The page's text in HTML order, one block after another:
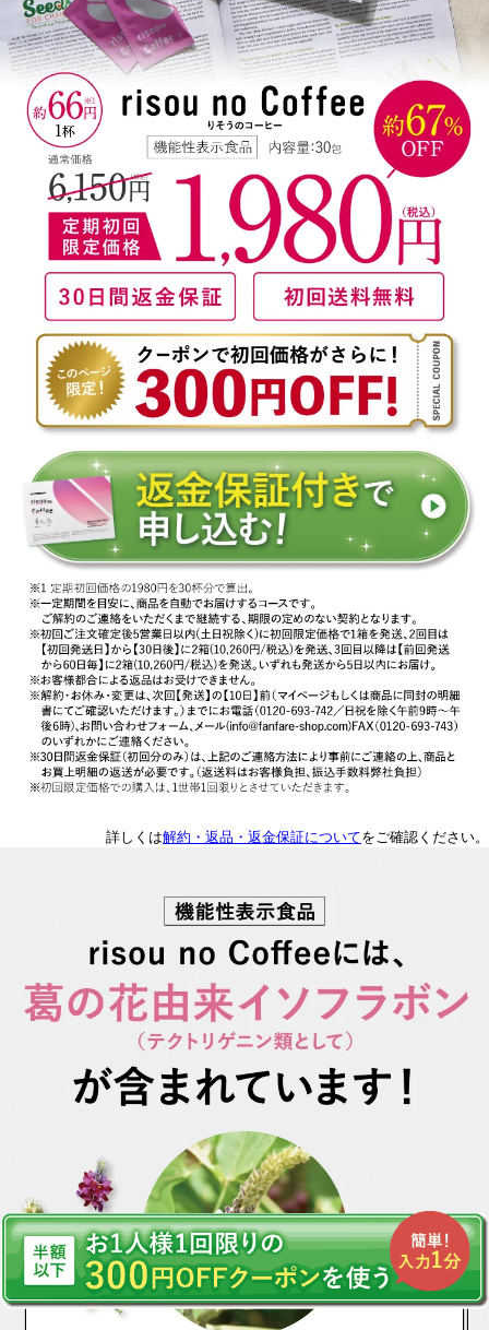
詳しくは解約・返品・返金保証についてをご確認ください。